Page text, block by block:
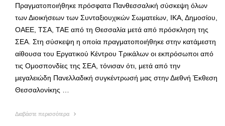
Πραγματοποιήθηκε πρόσφατα Πανθεσσαλική σύσκεψη όλων
των Διοικήσεων των Συνταξιουχικών Σωματείων, ΙΚΑ, Δημοσίου,
ΟΑΕΕ, ΤΣΑ, ΤΑΕ από τη Θεσσαλία μετά από πρόσκληση της
ΣΕΑ. Στη σύσκεψη η οποία πραγματοποιήθηκε στην κατάμεστη
αίθουσα του Εργατικού Κέντρου Τρικάλων οι εκπρόσωποι από
τις Ομοσπονδίες της ΣΕΑ, τόνισαν ότι, μετά από την
μεγαλειώδη Πανελλαδική συγκέντρωσή μας στην Διεθνή Έκθεση
Θεσσαλονίκης …
Διαβάστε περισσότερα